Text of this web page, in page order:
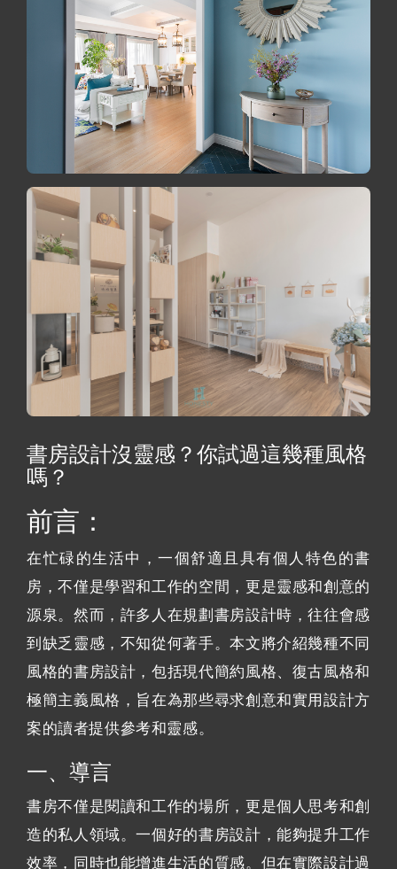
書房設計沒靈感？你試過這幾種風格
嗎？
前言：
在忙碌的生活中，一個舒適且具有個人特色的書
房，不僅是學習和工作的空間，更是靈感和創意的
源泉。然而，許多人在規劃書房設計時，往往會感
到缺乏靈感，不知從何著手。本文將介紹幾種不同
風格的書房設計，包括現代簡約風格、復古風格和
極簡主義風格，旨在為那些尋求創意和實用設計方
案的讀者提供參考和靈感。
一、導言
書房不僅是閱讀和工作的場所，更是個人思考和創
造的私人領域。一個好的書房設計，能夠提升工作
效率，同時也能增進生活的質感。但在實際設計過